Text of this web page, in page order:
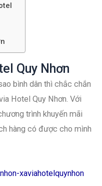
Quy Nhơn
bình dân thì chắc chắn
Hotel Quy Nhơn. Với
trình khuyến mãi
hàng có được cho mình